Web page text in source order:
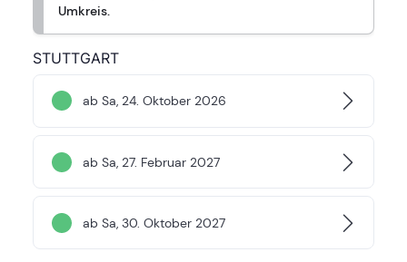
Umkreis.
STUTTGART
ab Sa, 24. Oktober 2026
ab Sa, 27. Februar 2027
ab Sa, 30. Oktober 2027